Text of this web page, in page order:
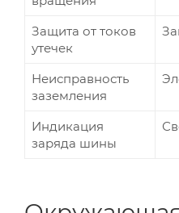
Защита от токов
утечек
Неисправность
заземления
Индикация
заряда шины